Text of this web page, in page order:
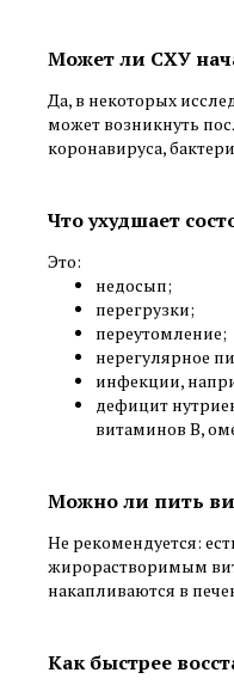
Может ли СХУ
Да, в некоторых
может возникнуть
коронавируса,
Что ухудшает
Это:
недосып;
перегрузки;
переутомление;
нерегулярное
инфекции,
дефицит
витаминов B,
Можно ли пить
Не рекомендуется:
жирорастворимым
накапливаются в
Как быстрее